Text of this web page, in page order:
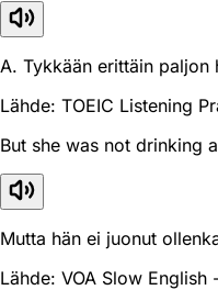
A. Tykkään erittäin paljon
Lähde: TOEIC Listening
But she was not drinking
Mutta hän ei juonut
Lähde: VOA Slow English